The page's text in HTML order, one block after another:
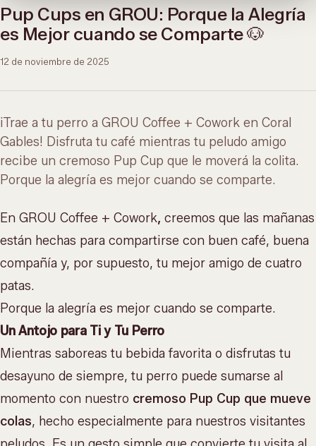
Pup Cups en GROU: Porque la Alegría
es Mejor cuando se Comparte 🐶
12 de noviembre de 2025
¡Trae a tu perro a GROU Coffee + Cowork en Coral
Gables! Disfruta tu café mientras tu peludo amigo
recibe un cremoso Pup Cup que le moverá la colita.
Porque la alegría es mejor cuando se comparte.
En GROU Coffee + Cowork, creemos que las mañanas
están hechas para compartirse con buen café, buena
compañía y, por supuesto, tu mejor amigo de cuatro
patas.
Porque la alegría es mejor cuando se comparte.
Un Antojo para Ti y Tu Perro
Mientras saboreas tu bebida favorita o disfrutas tu
desayuno de siempre, tu perro puede sumarse al
momento con nuestro cremoso Pup Cup que mueve
colas, hecho especialmente para nuestros visitantes